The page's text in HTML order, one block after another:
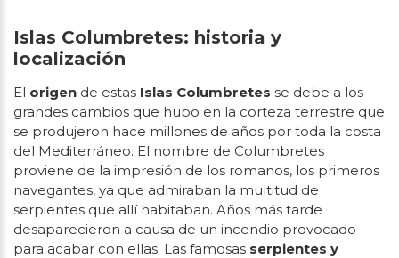
Islas Columbretes: historia y
localización
El origen de estas Islas Columbretes se debe a los
grandes cambios que hubo en la corteza terrestre que
se produjeron hace millones de años por toda la costa
del Mediterráneo. El nombre de Columbretes
proviene de la impresión de los romanos, los primeros
navegantes, ya que admiraban la multitud de
serpientes que allí habitaban. Años más tarde
desaparecieron a causa de un incendio provocado
para acabar con ellas. Las famosas serpientes y